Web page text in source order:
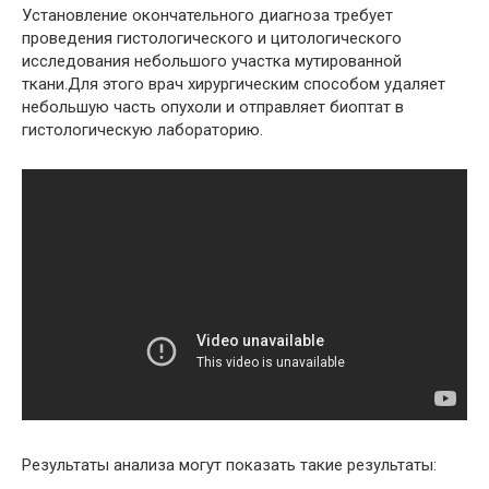
Установление окончательного диагноза требует
проведения гистологического и цитологического
исследования небольшого участка мутированной
ткани.Для этого врач хирургическим способом удаляет
небольшую часть опухоли и отправляет биоптат в
гистологическую лабораторию.
Результаты анализа могут показать такие результаты: